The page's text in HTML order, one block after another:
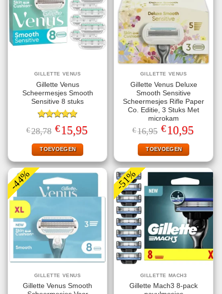
GILLETTE VENUS
Gillette Venus
Scheermesjes Smooth
Sensitive 8 stuks
Gewaardeerd
5.00uit 5
€28,78 Oorspronkelijke
prijs
was:
€28,78.
€15,95prijs
TOEVOEGEN
GILLETTE VENUS
Gillette Venus Deluxe
Smooth Sensitive
Scheermesjes Rifle Paper
Co. Editie, 3 Stuks Met
microkam
€16,95 Oorspronkelijke
prijs
was:
€16,95.
€10,95prijs
TOEVOEGEN
-44%
GILLETTE VENUS
Gillette Venus Smooth
-51%
GILLETTE MACH3
Gillette Mach3 8-pack